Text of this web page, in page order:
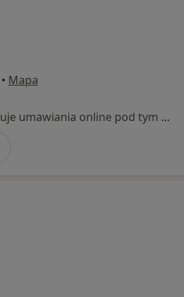
• Mapa
Specjalista nie oferuje umawiania online pod tym adresem.